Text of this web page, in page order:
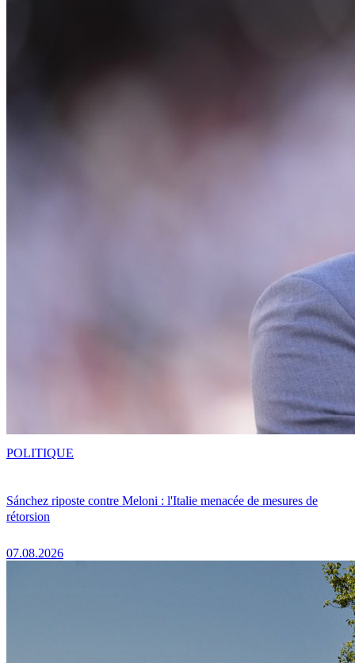
Sánchez riposte contre Meloni : l'Italie menacée de mesures de
rétorsion
07.08.2026
POLITIQUE